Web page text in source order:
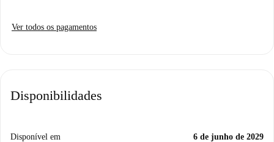
Ver todos os pagamentos
Disponibilidades
Disponível em 6 de junho de 2029